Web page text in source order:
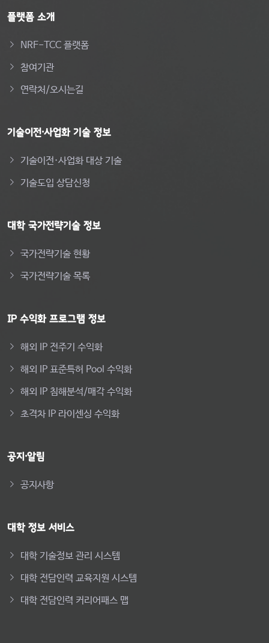
플랫폼 소개
NRF-TCC 플랫폼
참여기관
연락처/오시는길
기술이전·사업화 기술 정보
기술이전·사업화 대상 기술
기술도입 상담신청
대학 국가전략기술 정보
국가전략기술 현황
국가전략기술 목록
IP 수익화 프로그램 정보
해외 IP 전주기 수익화
해외 IP 표준특허 Pool 수익화
해외 IP 침해분석/매각 수익화
초격차 IP 라이센싱 수익화
공지·알림
공지사항
대학 정보 서비스
대학 기술정보 관리 시스템
대학 전담인력 교육지원 시스템
대학 전담인력 커리어패스 맵